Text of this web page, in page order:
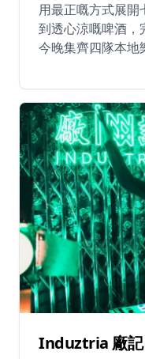
用最正嘅方式展
到透心涼嘅啤酒
今晚集齊四隊本地樂隊
Blend 四種完全唔同嘅風格。同一個舞台。一晚
搞掂。唔論你鍾意
晚都有你份。唔
得。 到時見！ 📅 日期：2026年7月1日（星期
三） ⏰ 時間：晚
90號豫港大廈1樓
Induztria 廠記